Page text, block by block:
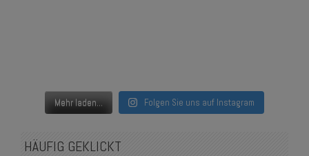
Mehr laden... Folgen Sie uns auf Instagram
HÄUFIG GEKLICKT